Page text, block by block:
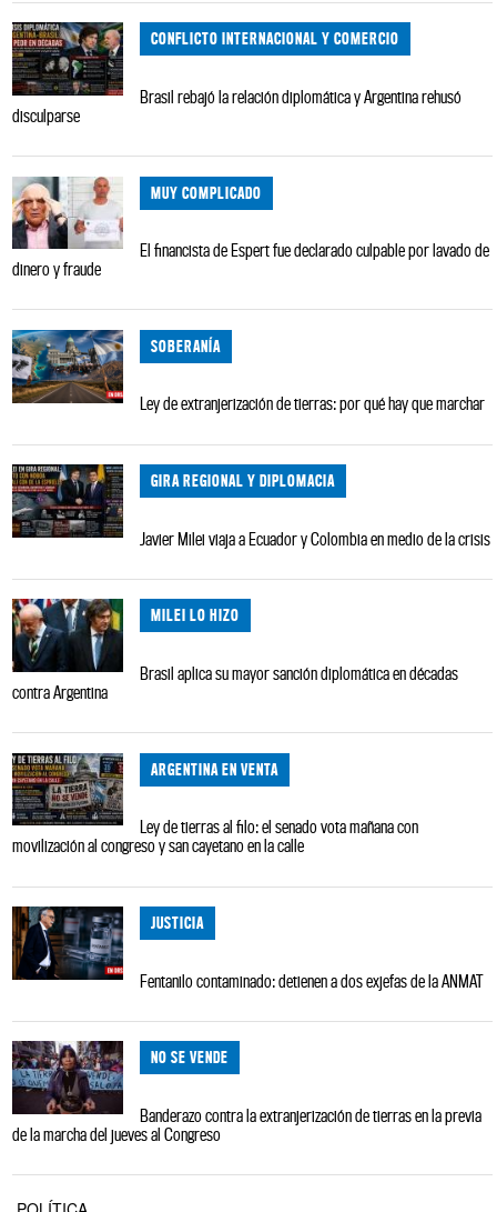
CONFLICTO INTERNACIONAL Y COMERCIO
Brasil rebajó la relación diplomática y Argentina rehusó
disculparse
MUY COMPLICADO
El financista de Espert fue declarado culpable por lavado de
dinero y fraude
SOBERANÍA
Ley de extranjerización de tierras: por qué hay que marchar
GIRA REGIONAL Y DIPLOMACIA
Javier Milei viaja a Ecuador y Colombia en medio de la crisis
MILEI LO HIZO
Brasil aplica su mayor sanción diplomática en décadas
contra Argentina
ARGENTINA EN VENTA
Ley de tierras al filo: el senado vota mañana con
movilización al congreso y san cayetano en la calle
JUSTICIA
Fentanilo contaminado: detienen a dos exjefas de la ANMAT
NO SE VENDE
Banderazo contra la extranjerización de tierras en la previa
de la marcha del jueves al Congreso